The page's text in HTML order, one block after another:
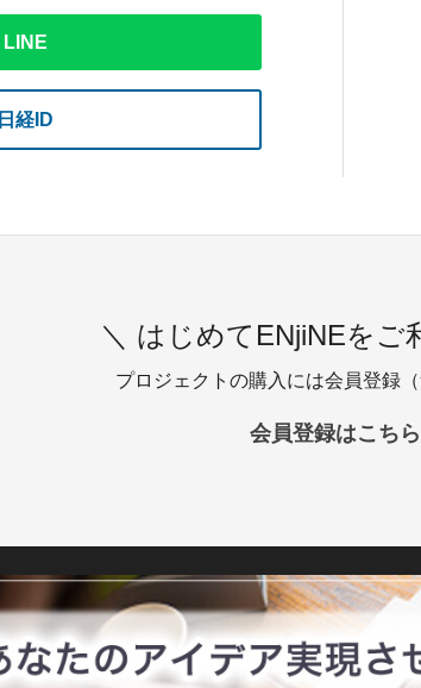
LINE
日経ID
＼ はじめてENjiNEをご
プロジェクトの購入には会員登録
会員登録はこちら